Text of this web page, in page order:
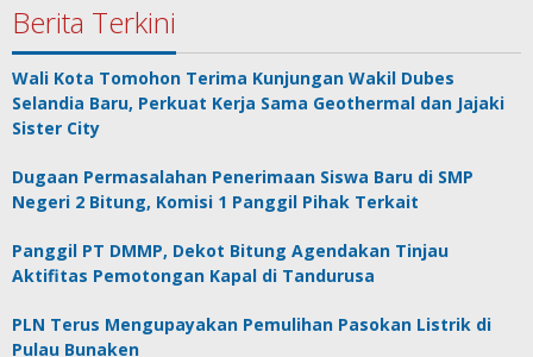
Berita Terkini
Wali Kota Tomohon Terima Kunjungan Wakil Dubes
Selandia Baru, Perkuat Kerja Sama Geothermal dan Jajaki
Sister City
Dugaan Permasalahan Penerimaan Siswa Baru di SMP
Negeri 2 Bitung, Komisi 1 Panggil Pihak Terkait
Panggil PT DMMP, Dekot Bitung Agendakan Tinjau
Aktifitas Pemotongan Kapal di Tandurusa
PLN Terus Mengupayakan Pemulihan Pasokan Listrik di
Pulau Bunaken